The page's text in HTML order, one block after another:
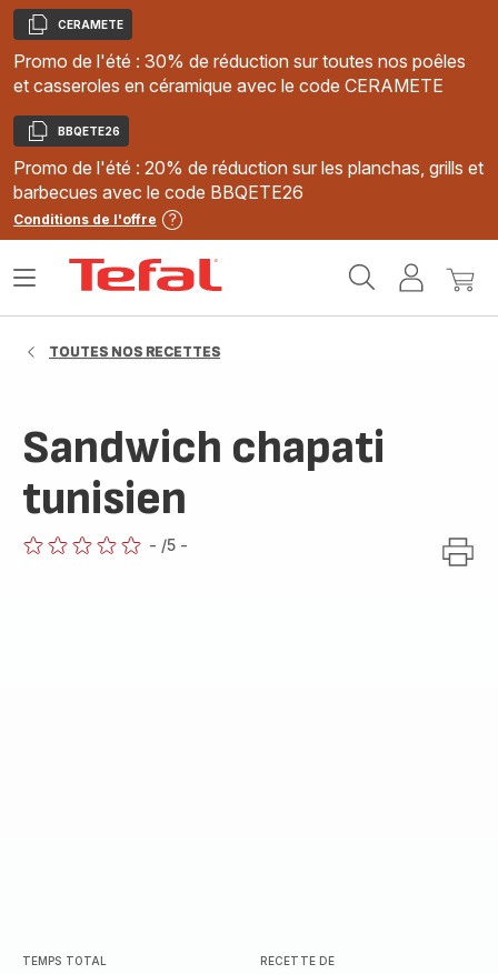
Copier
CERAMETE
Promo de l'été : 30% de réduction sur toutes nos poêles
et casseroles en céramique avec le code CERAMETE
Copier
BBQETE26
Promo de l'été : 20% de réduction sur les planchas, grills et
barbecues avec le code BBQETE26
Conditions de l'offre
MonMon
Ouvrir
TOUTES NOS RECETTES
Sandwich chapati
tunisien
- /5 -
TEMPS TOTAL RECETTE DE